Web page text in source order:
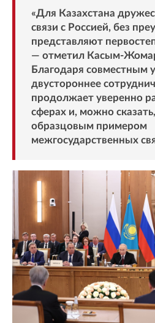
«Для Казахстана
связи с Россией, без
представляют
— отметил Касым-
Благодаря совместным
двустороннее
продолжает уверенно
сферах и, можно
образцовым примером
межгосударственных